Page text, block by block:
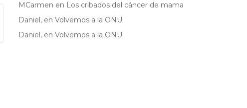
MCarmen en Los cribados del cáncer de mama
Daniel, enVolvemos a la ONU
Daniel, enVolvemos a la ONU